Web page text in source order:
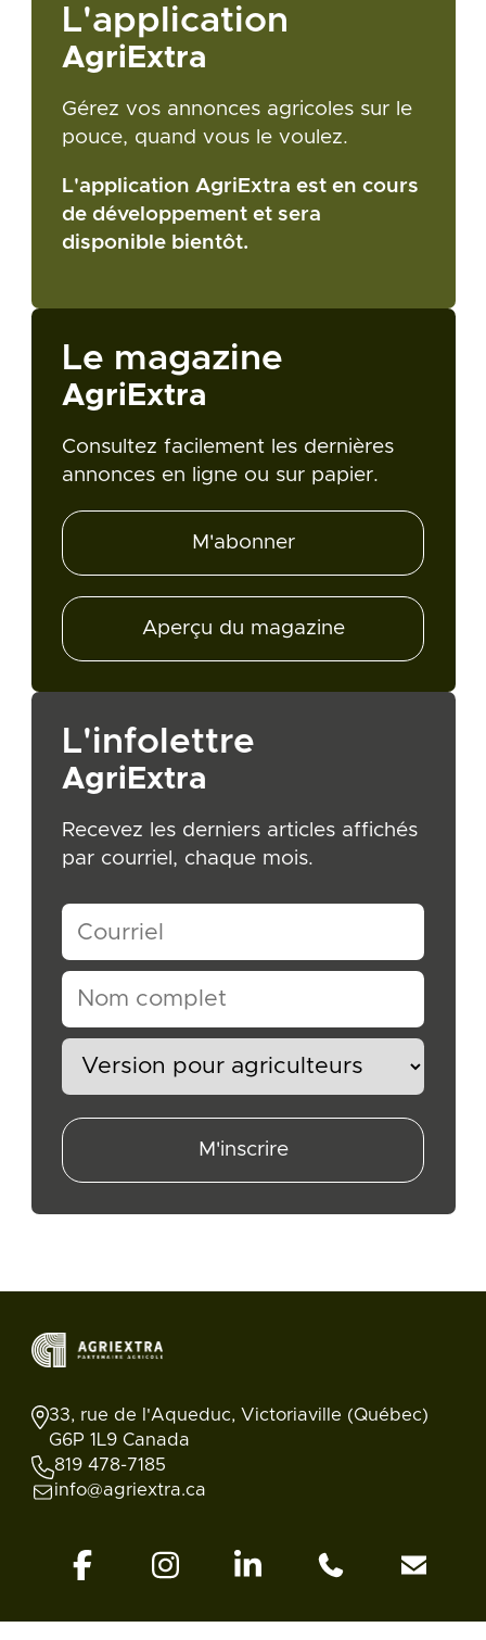
L'application
AgriExtra
Gérez vos annonces agricoles sur le
pouce, quand vous le voulez.
L'application AgriExtra est en cours
de développement et sera
disponible bientôt.
Le magazine
AgriExtra
Consultez facilement les dernières
annonces en ligne ou sur papier.
M'abonner
Aperçu du magazine
L'infolettre
AgriExtra
Recevez les derniers articles affichés
par courriel, chaque mois.
M'inscrire
33, rue de l'Aqueduc, Victoriaville (Québec)
G6P 1L9 Canada
819 478-7185
info@agriextra.ca